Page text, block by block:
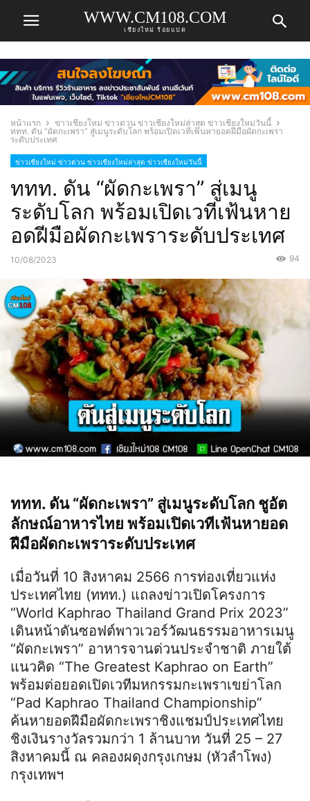
WWW.CM108.COM
เชียงใหม่ ร้อยแปด
หน้าแรก
ข่าวเชียงใหม่ ข่าวด่วน ข่าวเชียงใหม่ล่าสุด ข่าวเชียงใหม่วันนี้
ททท. ดัน “ผัดกะเพรา” สู่เมนูระดับโลก พร้อมเปิดเวทีเฟ้นหายอดฝีมือผัดกะเพรา
ระดับประเทศ
ข่าวเชียงใหม่ ข่าวด่วน ข่าวเชียงใหม่ล่าสุด ข่าวเชียงใหม่วันนี้
ททท. ดัน “ผัดกะเพรา” สู่เมนู
ระดับโลก พร้อมเปิดเวทีเฟ้นหาย
อดฝีมือผัดกะเพราระดับประเทศ
10/08/2023 94
ททท. ดัน “ผัดกะเพรา” สู่เมนูระดับโลก ชูอัต
ลักษณ์อาหารไทย พร้อมเปิดเวทีเฟ้นหายอด
ฝีมือผัดกะเพราระดับประเทศ
เมื่อวันที่ 10 สิงหาคม 2566 การท่องเที่ยวแห่ง
ประเทศไทย (ททท.) แถลงข่าวเปิดโครงการ
“World Kaphrao Thailand Grand Prix 2023”
เดินหน้าดันซอฟต์พาวเวอร์วัฒนธรรมอาหารเมนู
“ผัดกะเพรา” อาหารจานด่วนประจำชาติ ภายใต้
แนวคิด “The Greatest Kaphrao on Earth”
พร้อมต่อยอดเปิดเวทีมหกรรมกะเพราเขย่าโลก
“Pad Kaphrao Thailand Championship”
ค้นหายอดฝีมือผัดกะเพราชิงแชมป์ประเทศไทย
ชิงเงินรางวัลรวมกว่า 1 ล้านบาท วันที่ 25 – 27
สิงหาคมนี้ ณ คลองผดุงกรุงเกษม (หัวลำโพง)
กรุงเทพฯ